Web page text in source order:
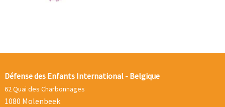
Défense des Enfants International - Belgique
62 Quai des Charbonnages
1080 Molenbeek